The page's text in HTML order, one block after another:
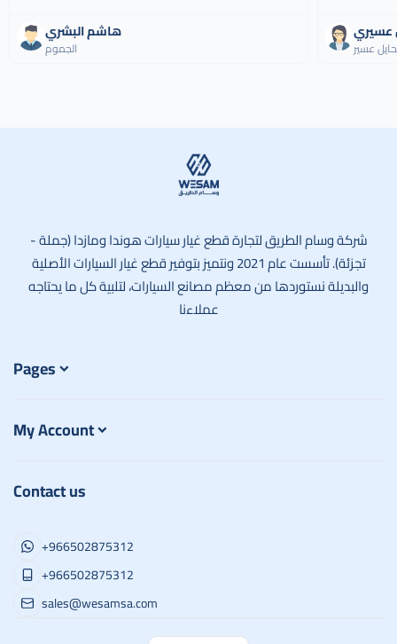
هاشم البشري
الجموم
عسيري
عسير
شركة وسام الطريق لتجارة قطع غيار سيارات هوندا ومازدا (جملة -
تجزئة). تأسست عام 2021 ونتميز بتوفير قطع غيار السيارات الأصلية
والبديلة نستوردها من معظم مصانع السيارات، لتلبية كل ما يحتاجه
عملاءنا
Pages
My Account
Contact us
+966502875312
+966502875312
sales@wesamsa.com